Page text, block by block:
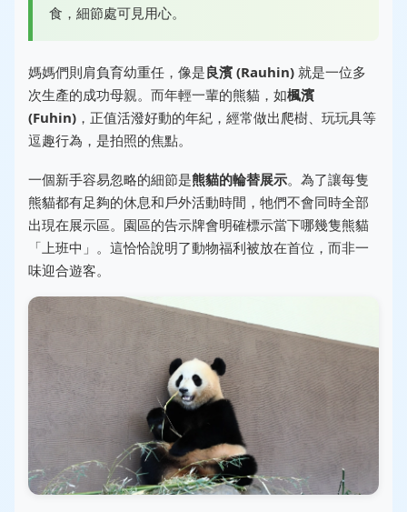
食，細節處可見用心。
媽媽們則肩負育幼重任，像是良濱 (Rauhin) 就是一位多
次生產的成功母親。而年輕一輩的熊貓，如楓濱
(Fuhin) ，正值活潑好動的年紀，經常做出爬樹、玩玩具等
逗趣行為，是拍照的焦點。
一個新手容易忽略的細節是熊貓的輪替展示。為了讓每隻
熊貓都有足夠的休息和戶外活動時間，牠們不會同時全部
出現在展示區。園區的告示牌會明確標示當下哪幾隻熊貓
「上班中」。這恰恰說明了動物福利被放在首位，而非一
味迎合遊客。